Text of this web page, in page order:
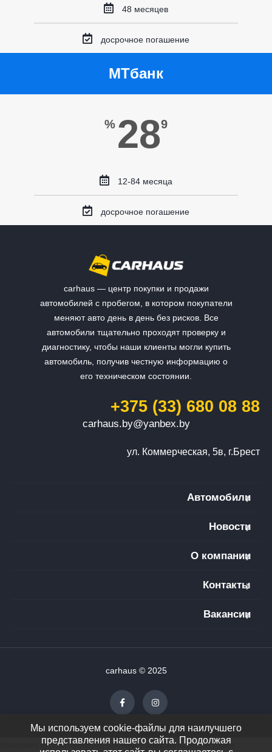
48 месяцев
досрочное погашение
МТбанк
% 289
12-84 месяца
досрочное погашение
carhaus — центр покупки и продажи
автомобилей с пробегом, в котором покупатели
меняют авто день в день без рисков. Все
автомобили тщательно проходят проверку и
диагностику, чтобы наши клиенты могли купить
автомобиль, получив честную информацию о
его техническом состоянии.
+375 (33) 680 08 88
carhaus.by@yanbex.by
ул. Коммерческая, 5в, г.Брест
Автомобили
Новости
О компании
Контакты
Вакансии
carhaus © 2025
Мы используем cookie-файлы для наилучшего
представления нашего сайта. Продолжая
document.getElementById("showAll").addEventListener("click",